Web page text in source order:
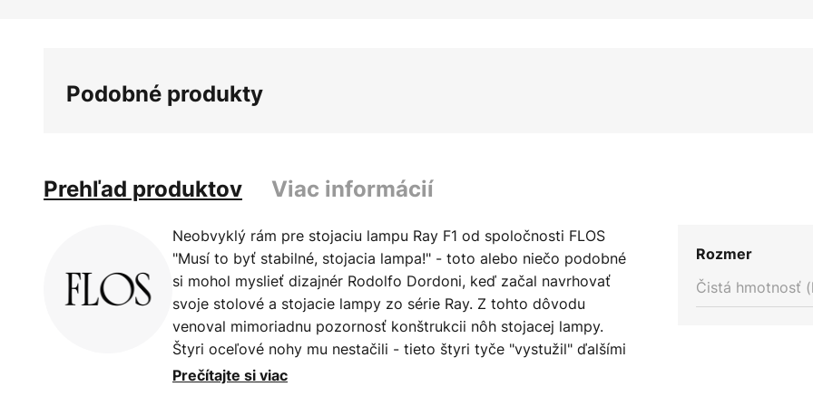
obrázkov
Podobné produkty
Prehľad produktov Viac informácií
Neobvyklý rám pre stojaciu lampu Ray F1 od spoločnosti FLOS
"Musí to byť stabilné, stojacia lampa!" - toto alebo niečo podobné
si mohol myslieť dizajnér Rodolfo Dordoni, keď začal navrhovať
svoje stolové a stojacie lampy zo série Ray. Z tohto dôvodu
venoval mimoriadnu pozornosť konštrukcii nôh stojacej lampy.
Štyri oceľové nohy mu nestačili - tieto štyri tyče "vystužil" ďalšími
priečnymi vzperami. Práve preto je rám zvláštnou ozdobou tejto
Prečítajte si viac
Rozmer
Čistá hmotnosť